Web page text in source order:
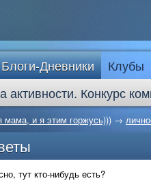
Блоги-Дневники Клубы
активности. Конкурс
мама, и я этим горжусь))) →
тут кто-нибудь есть?